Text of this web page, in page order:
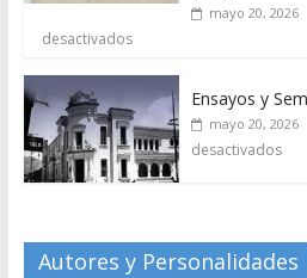
mayo 20, 2026
desactivados
Ensayos y
mayo 20, 2026
desactivados
Autores y Personalidades